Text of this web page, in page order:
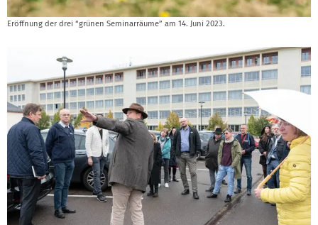
Eröffnung der drei “grünen Seminarräume” am 14. Juni 2023.